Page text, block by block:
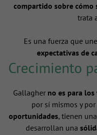
compartido sobre cómo
trata
Es una fuerza que
expectativas de
Crecimiento
Gallagher no es para
por sí mismos y
oportunidades, tienen
desarrollan una